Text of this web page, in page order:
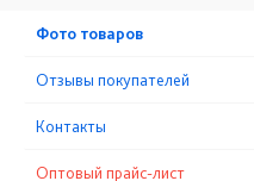
Фото товаров
Отзывы покупателей
Контакты
Оптовый прайс-лист